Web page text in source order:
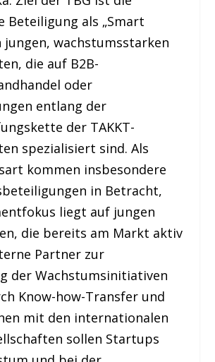
Beteiligung als „Smart
jungen, wachstumsstarken
die auf B2B-
oder
entlang der
der TAKKT-
spezialisiert sind. Als
kommen insbesondere
in Betracht,
liegt auf jungen
die bereits am Markt aktiv
Partner zur
der Wachstumsinitiativen
Know-how-Transfer und
mit den internationalen
sollen Startups